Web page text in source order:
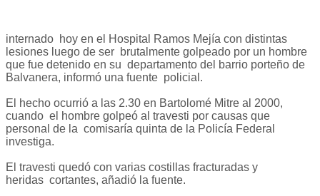
internado hoy en el Hospital Ramos Mejía con distintas
lesiones luego de ser brutalmente golpeado por un hombre
que fue detenido en su departamento del barrio porteño de
Balvanera, informó una fuente policial.
El hecho ocurrió a las 2.30 en Bartolomé Mitre al 2000,
cuando el hombre golpeó al travesti por causas que
personal de la comisaría quinta de la Policía Federal
investiga.
El travesti quedó con varias costillas fracturadas y
heridas cortantes, añadió la fuente.